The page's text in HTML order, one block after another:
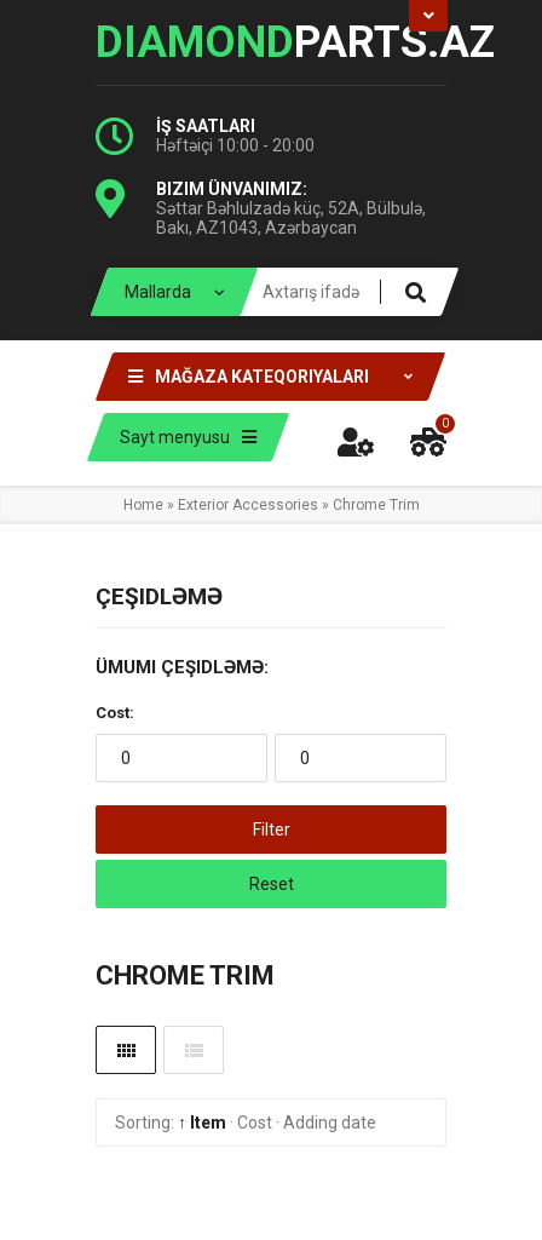
DIAMONDPARTS.AZ
İŞ SAATLARI
Həftəiçi 10:00 - 20:00
BIZIM ÜNVANIMIZ:
Səttar Bəhlulzadə küç, 52A, Bülbulə,
Bakı, AZ1043, Azərbaycan
MAĞAZA KATEQORIYALARI
Sayt menyusu
0
Home » Exterior Accessories » Chrome Trim
ÇEŞIDLƏMƏ
ÜMUMI ÇEŞIDLƏMƏ:
Cost:
Filter
Reset
CHROME TRIM
Sorting: ↑ Item · Cost · Adding date